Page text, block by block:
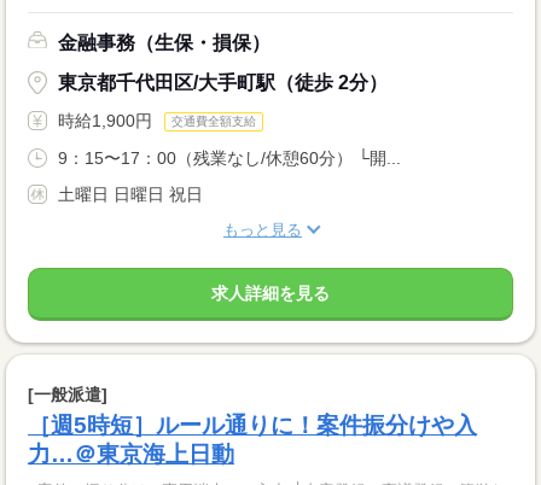
金融事務（生保・損保）
東京都千代田区/大手町駅（徒歩 2分）
時給1,900円 交通費全額支給
9：15〜17：00（残業なし/休憩60分） └開...
土曜日 日曜日 祝日
もっと見る
求人詳細を見る
[一般派遣]
［週5時短］ルール通りに！案件振分けや入
力…＠東京海上日動